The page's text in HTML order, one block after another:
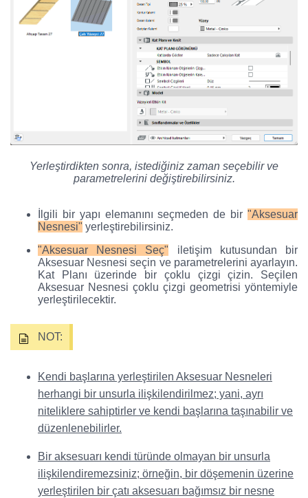
Yerleştirdikten sonra, istediğiniz zaman seçebilir ve
parametrelerini değiştirebilirsiniz.
İlgili bir yapı elemanını seçmeden de bir "Aksesuar
Nesnesi" yerleştirebilirsiniz.
"Aksesuar Nesnesi Seç" iletişim kutusundan bir
Aksesuar Nesnesi seçin ve parametrelerini ayarlayın.
Kat Planı üzerinde bir çoklu çizgi çizin. Seçilen
Aksesuar Nesnesi çoklu çizgi geometrisi yöntemiyle
yerleştirilecektir.
NOT:
Kendi başlarına yerleştirilen Aksesuar Nesneleri
herhangi bir unsurla ilişkilendirilmez; yani, ayrı
niteliklere sahiptirler ve kendi başlarına taşınabilir ve
düzenlenebilirler.
Bir aksesuarı kendi türünde olmayan bir unsurla
ilişkilendiremezsiniz; örneğin, bir döşemenin üzerine
yerleştirilen bir çatı aksesuarı bağımsız bir nesne